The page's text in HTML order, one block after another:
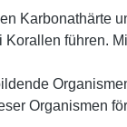
Karbonathärte
führen.
Organismen